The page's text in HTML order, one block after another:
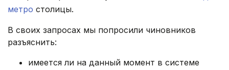
метро столицы.
В своих запросах мы попросили чиновников
разъяснить:
имеется ли на данный момент в системе